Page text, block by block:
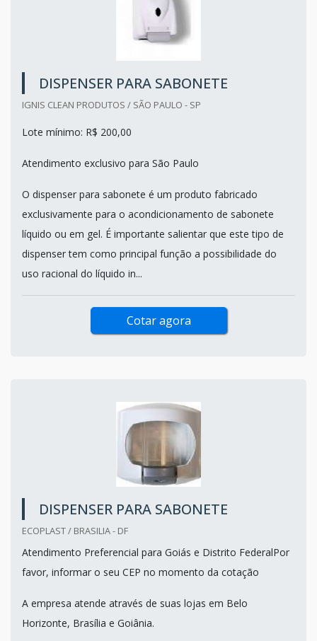
DISPENSER PARA SABONETE
IGNIS CLEAN PRODUTOS / SÃO PAULO - SP
Lote mínimo: R$ 200,00
Atendimento exclusivo para São Paulo
O dispenser para sabonete é um produto fabricado
exclusivamente para o acondicionamento de sabonete
líquido ou em gel. É importante salientar que este tipo de
dispenser tem como principal função a possibilidade do
uso racional do líquido in...
Cotar agora
DISPENSER PARA SABONETE
ECOPLAST / BRASILIA - DF
Atendimento Preferencial para Goiás e Distrito FederalPor
favor, informar o seu CEP no momento da cotação
A empresa atende através de suas lojas em Belo
Horizonte, Brasília e Goiânia.